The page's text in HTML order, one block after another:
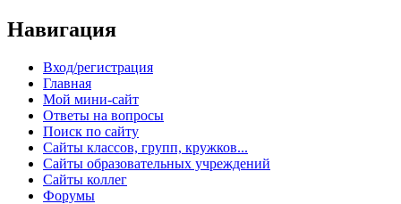
Навигация
Вход/регистрация
Главная
Мой мини-сайт
Ответы на вопросы
Поиск по сайту
Сайты классов, групп, кружков...
Сайты образовательных учреждений
Сайты коллег
Форумы